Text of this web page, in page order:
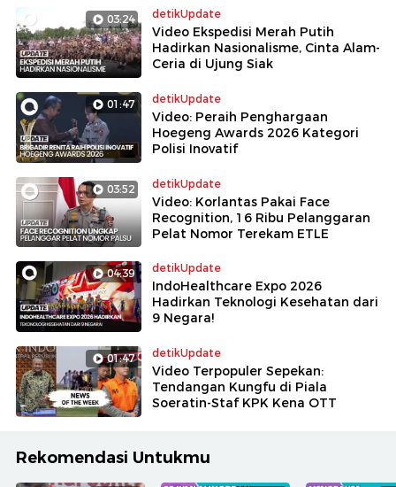
03:24 detikUpdate
Video Ekspedisi Merah Putih
Hadirkan Nasionalisme, Cinta Alam-
Ceria di Ujung Siak
01:47 detikUpdate
Video: Peraih Penghargaan
Hoegeng Awards 2026 Kategori
Polisi Inovatif
03:52 detikUpdate
Video: Korlantas Pakai Face
Recognition, 16 Ribu Pelanggaran
Pelat Nomor Terekam ETLE
04:39 detikUpdate
IndoHealthcare Expo 2026
Hadirkan Teknologi Kesehatan dari
9 Negara!
01:47 detikUpdate
Video Terpopuler Sepekan:
Tendangan Kungfu di Piala
Soeratin-Staf KPK Kena OTT
Rekomendasi Untukmu